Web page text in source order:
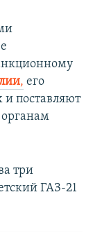
, его
поставляют
три
ГАЗ-21